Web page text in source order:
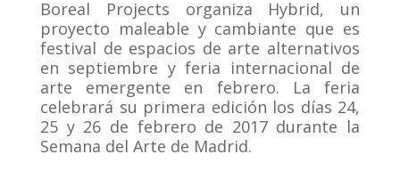
Boreal Projects organiza Hybrid, un
proyecto maleable y cambiante que es
festival de espacios de arte alternativos
en septiembre y feria internacional de
arte emergente en febrero. La feria
celebrará su primera edición los días 24,
25 y 26 de febrero de 2017 durante la
Semana del Arte de Madrid.